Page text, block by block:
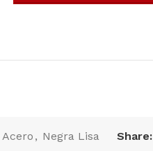
Acero , Negra Lisa Share: